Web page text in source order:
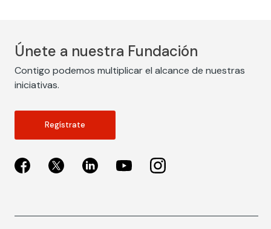
Únete a nuestra Fundación
Contigo podemos multiplicar el alcance de nuestras
iniciativas.
Regístrate